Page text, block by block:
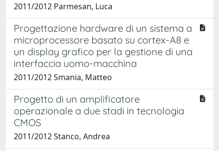
2011/2012 Parmesan, Luca
Progettazione hardware di un sistema a
microprocessore basato su cortex-A8 e
un display grafico per la gestione di una
interfaccia uomo-macchina
2011/2012 Smania, Matteo
Progetto di un amplificatore
operazionale a due stadi in tecnologia
CMOS
2011/2012 Stanco, Andrea